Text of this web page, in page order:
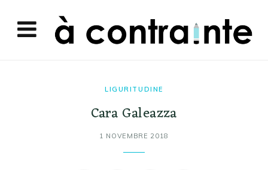
LIGURITUDINE
Cara Galeazza
1 NOVEMBRE 2018